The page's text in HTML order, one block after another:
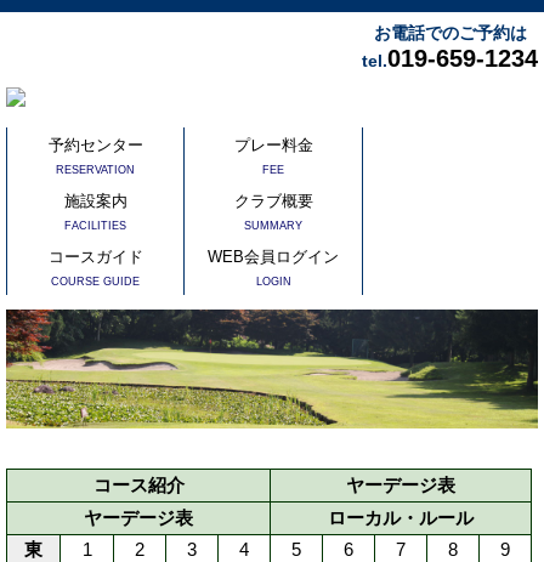
お電話でのご予約は
tel.019-659-1234
予約センター
RESERVATION
プレー料金
FEE
施設案内
FACILITIES
クラブ概要
SUMMARY
コースガイド
COURSE GUIDE
WEB会員ログイン
LOGIN
コース紹介
ヤーデージ表
ヤーデージ表
ローカル・ルール
東
1 2 3 4 5 6 7 8
9